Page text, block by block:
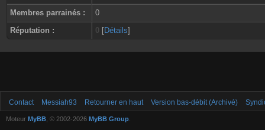
Membres parrainés :
0
Réputation :
0 [Détails]
Contact Messiah93 Retourner en haut Version bas-débit (Archivé)
Moteur MyBB , © 2002-2026 MyBB Group